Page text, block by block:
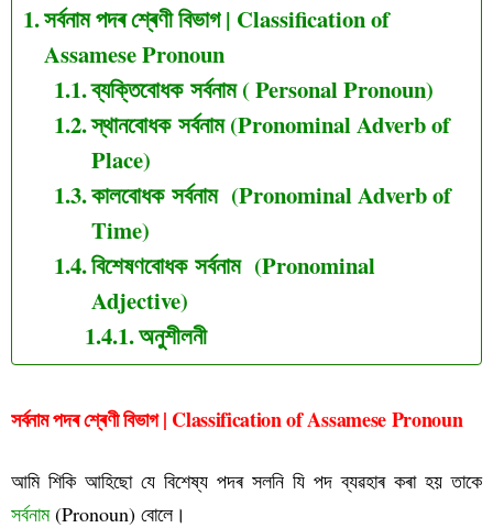
সৰ্বনাম পদৰ শ্ৰেণী বিভাগ | Classification of
Assamese Pronoun
ব্যক্তিবোধক সৰ্বনাম ( Personal Pronoun)
স্থানবোধক সৰ্বনাম (Pronominal Adverb of
Place)
কালবোধক সৰ্বনাম (Pronominal Adverb of
Time)
বিশেষণবোধক সৰ্বনাম (Pronominal
Adjective)
অনুশীলনী
সৰ্বনাম পদৰ শ্ৰেণী বিভাগ | Classification of Assamese Pronoun
আমি শিকি আহিছো যে বিশেষ্য পদৰ সলনি যি পদ ব্যৱহাৰ কৰা হয় তাকে
সৰ্বনাম(Pronoun) বোলে।